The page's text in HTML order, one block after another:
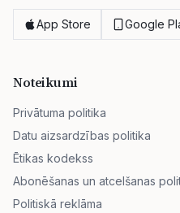
App Store Google
Noteikumi
Privātuma politika
Datu aizsardzības politika
Ētikas kodekss
Abonēšanas un atcelšanas
Politiskā reklāma